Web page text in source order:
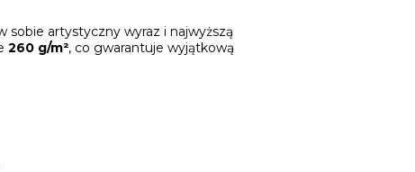
sobie artystyczny wyraz i najwyższą
260 g/m², co gwarantuje wyjątkową